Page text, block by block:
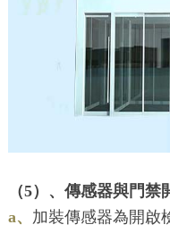
（5）、傳感器與門
a、 加裝傳感器為開啟